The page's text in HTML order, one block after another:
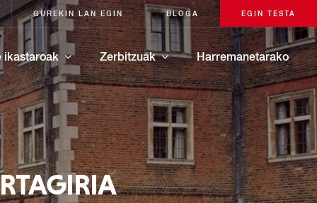
GUREKIN LAN EGIN BLOGA EGIN TESTA
ikastaroak Zerbitzuak Harremanetarako